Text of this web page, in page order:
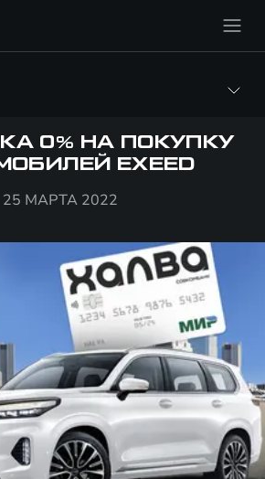
0% НА ПОКУПКУ
EXEED
25 МАРТА 2022